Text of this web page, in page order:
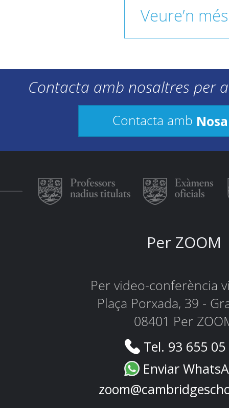
Veure’n més
Contacta amb nosaltres per
Contacta amb
Per ZOOM
Per video-conferència
Plaça Porxada, 39 -
08401 Per
Tel. 93 655
Enviar